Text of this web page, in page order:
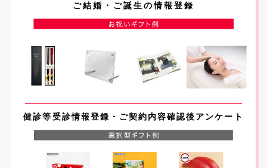
ご結婚・ご誕生の情報登録
健診等受診情報登録 ・ご契約内容確認後アンケート